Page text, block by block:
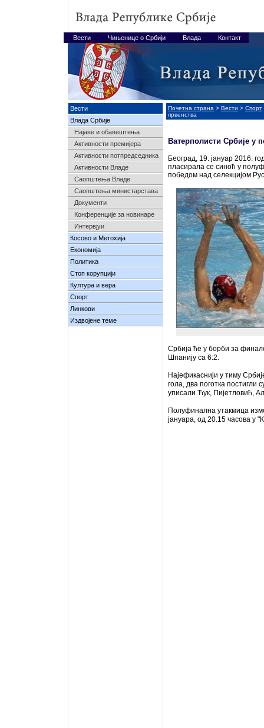
Вести Чињенице о Србији Влада Контакт
Вести
Влада Србије
Најавe и обавештења
Активности премијера
Активности потпредседника
Активности Владе
Саопштења Владе
Саопштења министарстава
Документи
Конференције за новинаре
Интервјуи
Косово и Метохија
Економија
Политика
Стоп корупцији
Култура и вера
Спорт
Линкови
Издвојене теме
Почетна страна > Вести > Спорт
првенства
Ватерполисти Србије у
Београд, 19. јануар 2016.
пласирала се синоћ у
победом над селекцијом
Србија ће у борби за
Шпанију са 6:2.
Најефикаснији у тиму
гола, два поготка постигли
уписали Ћук, Пијетловић,
Полуфинална утакмица
јануара, од 20.15 часова у